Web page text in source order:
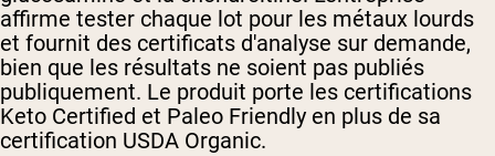
affirme tester chaque lot pour les métaux lourds
et fournit des certificats d'analyse sur demande,
bien que les résultats ne soient pas publiés
publiquement. Le produit porte les certifications
Keto Certified et Paleo Friendly en plus de sa
certification USDA Organic.